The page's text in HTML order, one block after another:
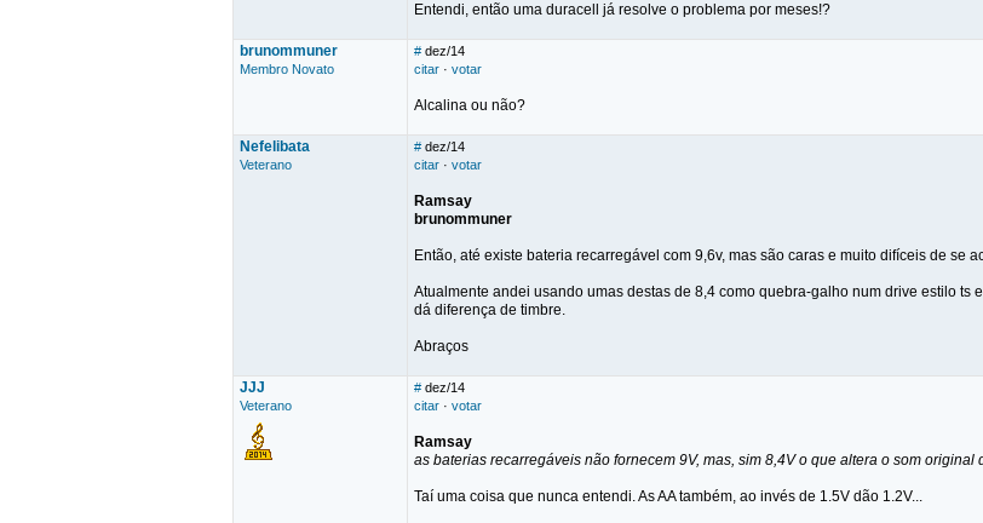
Entendi, então uma duracell já resolve o problema por meses!?
brunommuner
Membro Novato
# dez/14
citar · votar
Alcalina ou não?
Nefelibata
Veterano
# dez/14
citar · votar
Ramsay
brunommuner
Então, até existe bateria recarregável com 9,6v, mas são caras e muito difíceis de se
Atualmente andei usando umas destas de 8,4 como quebra-galho num drive estilo ts
dá diferença de timbre.
Abraços
JJJ
Veterano
# dez/14
citar · votar
Ramsay
as baterias recarregáveis não fornecem 9V, mas, sim 8,4V o que altera o som original
Taí uma coisa que nunca entendi. As AA também, ao invés de 1.5V dão 1.2V...